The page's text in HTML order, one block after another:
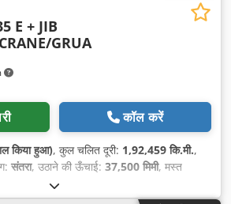
E + JIB
GRUA
कॉल करें
किया हुआ), कुल चलित दूरी: 1,92,459 कि.मी.,
संतरा, उठाने की ऊँचाई: 37,500 मिमी, मस्त